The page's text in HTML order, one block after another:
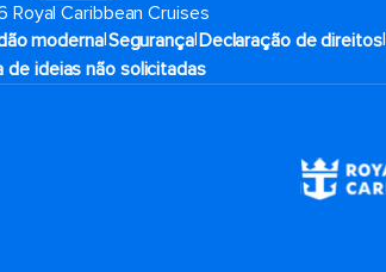
Caribbean Cruises
moderna|Segurança|Declaração de direitos|
de ideias não solicitadas